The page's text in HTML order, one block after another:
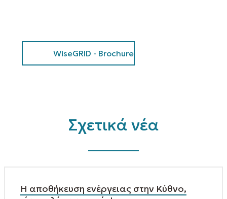
WiseGRID - Brochure
Σχετικά νέα
Η αποθήκευση ενέργειας στην Κύθνο,